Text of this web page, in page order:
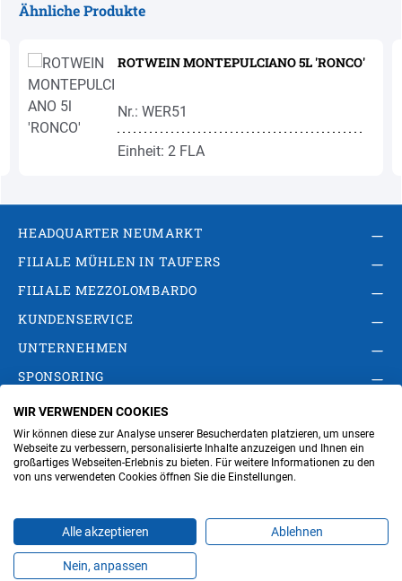
Produkte Favoriten Themen
Ähnliche Produkte
ROTWEIN MONTEPULCIANO 5L 'RONCO'
Nr.: WER51
Einheit: 2 FLA
HEADQUARTER NEUMARKT
FILIALE MÜHLEN IN TAUFERS
FILIALE MEZZOLOMBARDO
KUNDENSERVICE
UNTERNEHMEN
SPONSORING
AGB Privacy Policy
Impressum
Cookie-Einstellungen ändern
Verwaltung
WIR VERWENDEN COOKIES
Wir können diese zur Analyse unserer Besucherdaten platzieren, um unsere
Webseite zu verbessern, personalisierte Inhalte anzuzeigen und Ihnen ein
großartiges Webseiten-Erlebnis zu bieten. Für weitere Informationen zu den
von uns verwendeten Cookies öffnen Sie die Einstellungen.
Alle akzeptieren Ablehnen
Nein, anpassen